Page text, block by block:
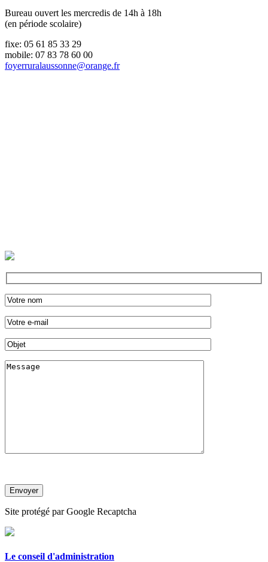
Bureau ouvert les mercredis de 14h à 18h
(en période scolaire)
fixe: 05 61 85 33 29
mobile: 07 83 78 60 00
foyerruralaussonne@orange.fr
Site protégé par Google Recaptcha
Le conseil d'administration